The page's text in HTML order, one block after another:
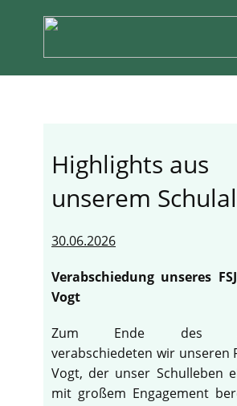
Highlights aus
unserem
30.06.2026
Verabschiedung unseres
Vogt
Zum Ende des
verabschiedeten wir unseren
Vogt, der unser Schulleben
mit großem Engagement